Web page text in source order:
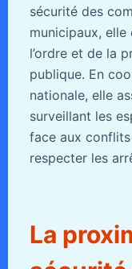
sécurité des
municipaux,
l’ordre et de la
publique. En
nationale, elle
surveillant les
face aux
respecter les
La